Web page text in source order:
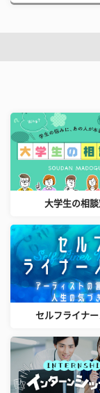
大学生の相談
セルフライナ